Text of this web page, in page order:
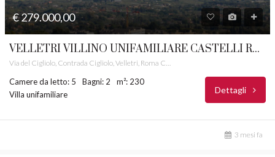
€ 279.000,00
VELLETRI VILLINO UNIFAMILIARE CASTELLI ROMANI RIF. 24
Camere da letto: 5 Bagni: 2
m²: 230
Villa unifamiliare
Dettagli
3 mesi fa